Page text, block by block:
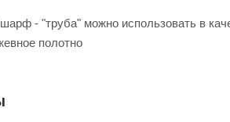
- "труба" можно использовать в
полотно